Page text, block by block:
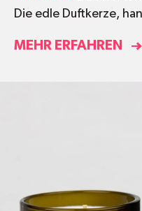
Die edle Duftkerze,
MEHR ERFAHREN